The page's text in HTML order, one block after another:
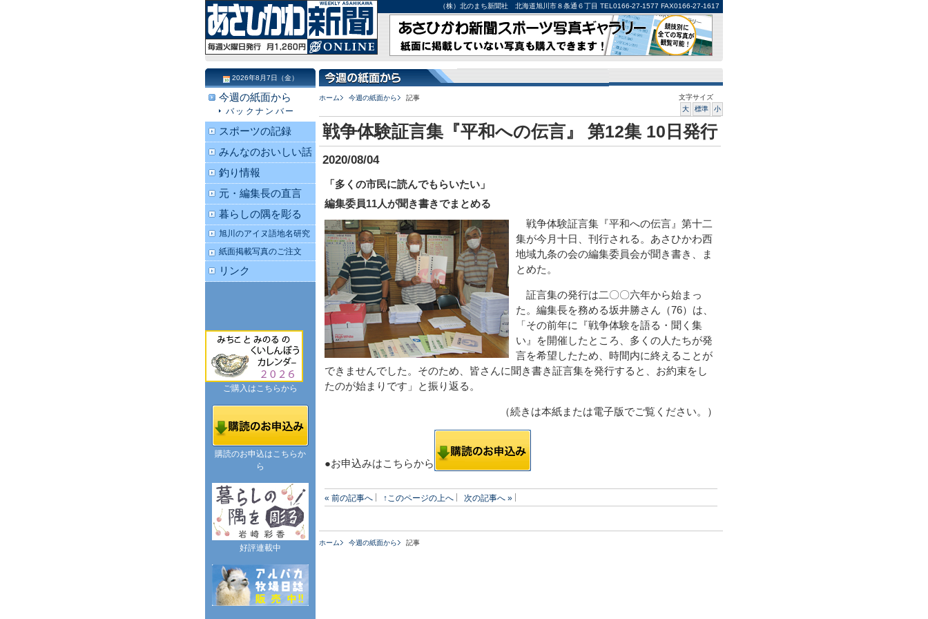
（株）北のまち新聞社 北海道旭川市８条通６丁目 TEL0166-27-1577 FAX0166-27-1617
ホーム 今週の紙面から 記事
文字サイズ
大
標準 小
戦争体験証言集『平和への伝言』 第12集 10日発行
2020/08/04
「多くの市民に読んでもらいたい」
編集委員11人が聞き書きでまとめる
戦争体験証言集『平和への伝言』第十二
集が今月十日、刊行される。あさひかわ西
地域九条の会の編集委員会が聞き書き、ま
とめた。
証言集の発行は二〇〇六年から始まっ
た。編集長を務める坂井勝さん（76）は、
「その前年に『戦争体験を語る・聞く集
い』を開催したところ、多くの人たちが発
言を希望したため、時間内に終えることが
できませんでした。そのため、皆さんに聞き書き証言集を発行すると、お約束をし
たのが始まりです」と振り返る。
（続きは本紙または電子版でご覧ください。）
●お申込みはこちらから
« 前の記事へ ↑このページの上へ 次の記事へ »
ホーム 今週の紙面から 記事
2026年8月7日（金）
今週の紙面から
バックナンバー
スポーツの記録
みんなのおいしい話
釣り情報
元・編集長の直言
暮らしの隅を彫る
旭川のアイヌ語地名研究
紙面掲載写真のご注文
リンク
ご購入はこちらから
購読のお申込はこちらか
ら
好評連載中